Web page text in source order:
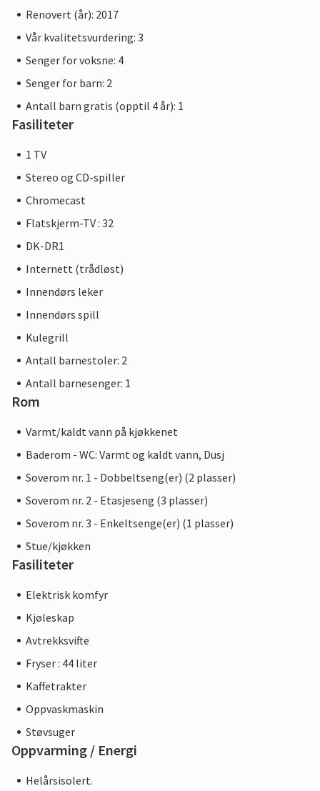
Renovert (år): 2017
Vår kvalitetsvurdering: 3
Senger for voksne: 4
Senger for barn: 2
Antall barn gratis (opptil 4 år): 1
Fasiliteter
1 TV
Stereo og CD-spiller
Chromecast
Flatskjerm-TV : 32
DK-DR1
Internett (trådløst)
Innendørs leker
Innendørs spill
Kulegrill
Antall barnestoler: 2
Antall barnesenger: 1
Rom
Varmt/kaldt vann på kjøkkenet
Baderom - WC: Varmt og kaldt vann, Dusj
Soverom nr. 1 - Dobbeltseng(er) (2 plasser)
Soverom nr. 2 - Etasjeseng (3 plasser)
Soverom nr. 3 - Enkeltsenge(er) (1 plasser)
Stue/kjøkken
Fasiliteter
Elektrisk komfyr
Kjøleskap
Avtrekksvifte
Fryser : 44 liter
Kaffetrakter
Oppvaskmaskin
Støvsuger
Oppvarming / Energi
Helårsisolert.